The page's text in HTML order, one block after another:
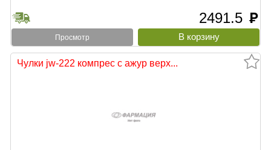
2491.5 руб
Просмотр
Чулки jw-222 компрес с ажур верх...